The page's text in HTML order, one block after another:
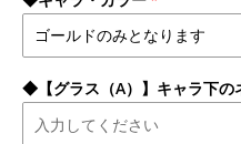
◆【グラス（A）】キャラ下の